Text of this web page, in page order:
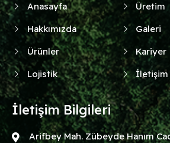
Anasayfa
Hakkımızda
Ürünler
Lojistik
Üretim
Galeri
Kariyer
İletişim
İletişim Bilgileri
Arifbey Mah. Zübeyde Hanım